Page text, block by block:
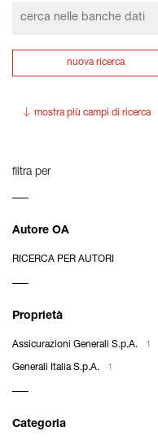
nuova ricerca
mostra più campi di ricerca
filtra per
Autore OA
RICERCA PER AUTORI
Proprietà
Assicurazioni Generali S.p.A. 1
Generali Italia S.p.A. 1
Categoria